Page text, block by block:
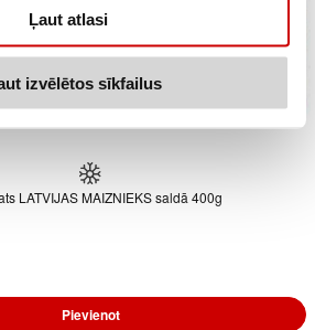
Ļaut atlasi
izvēlētos sīkfailus
LATVIJAS MAIZNIEKS saldā 400g
Pievienot